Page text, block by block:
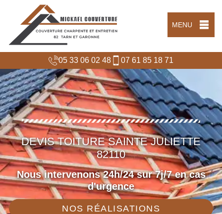
MENU
05 33 06 02 48 07 61 85 18 71
DEVIS TOITURE SAINTE JULIETTE
82110
Nous intervenons 24h/24 sur 7j/7 en cas
d'urgence
NOS RÉALISATIONS